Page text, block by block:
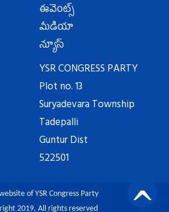
ఈవెంట్స్
మీడియా
న్యూస్
YSR CONGRESS PARTY
Plot no. 13
Suryadevara Township
Tadepalli
Guntur Dist
522501
of YSR Congress Party
2019. All rights reserved